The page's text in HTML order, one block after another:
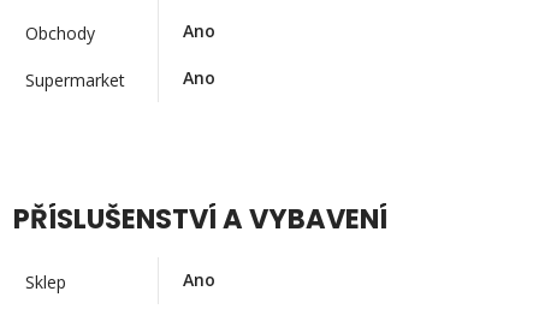
Obchody Ano
Supermarket Ano
PŘÍSLUŠENSTVÍ A VYBAVENÍ
Sklep Ano